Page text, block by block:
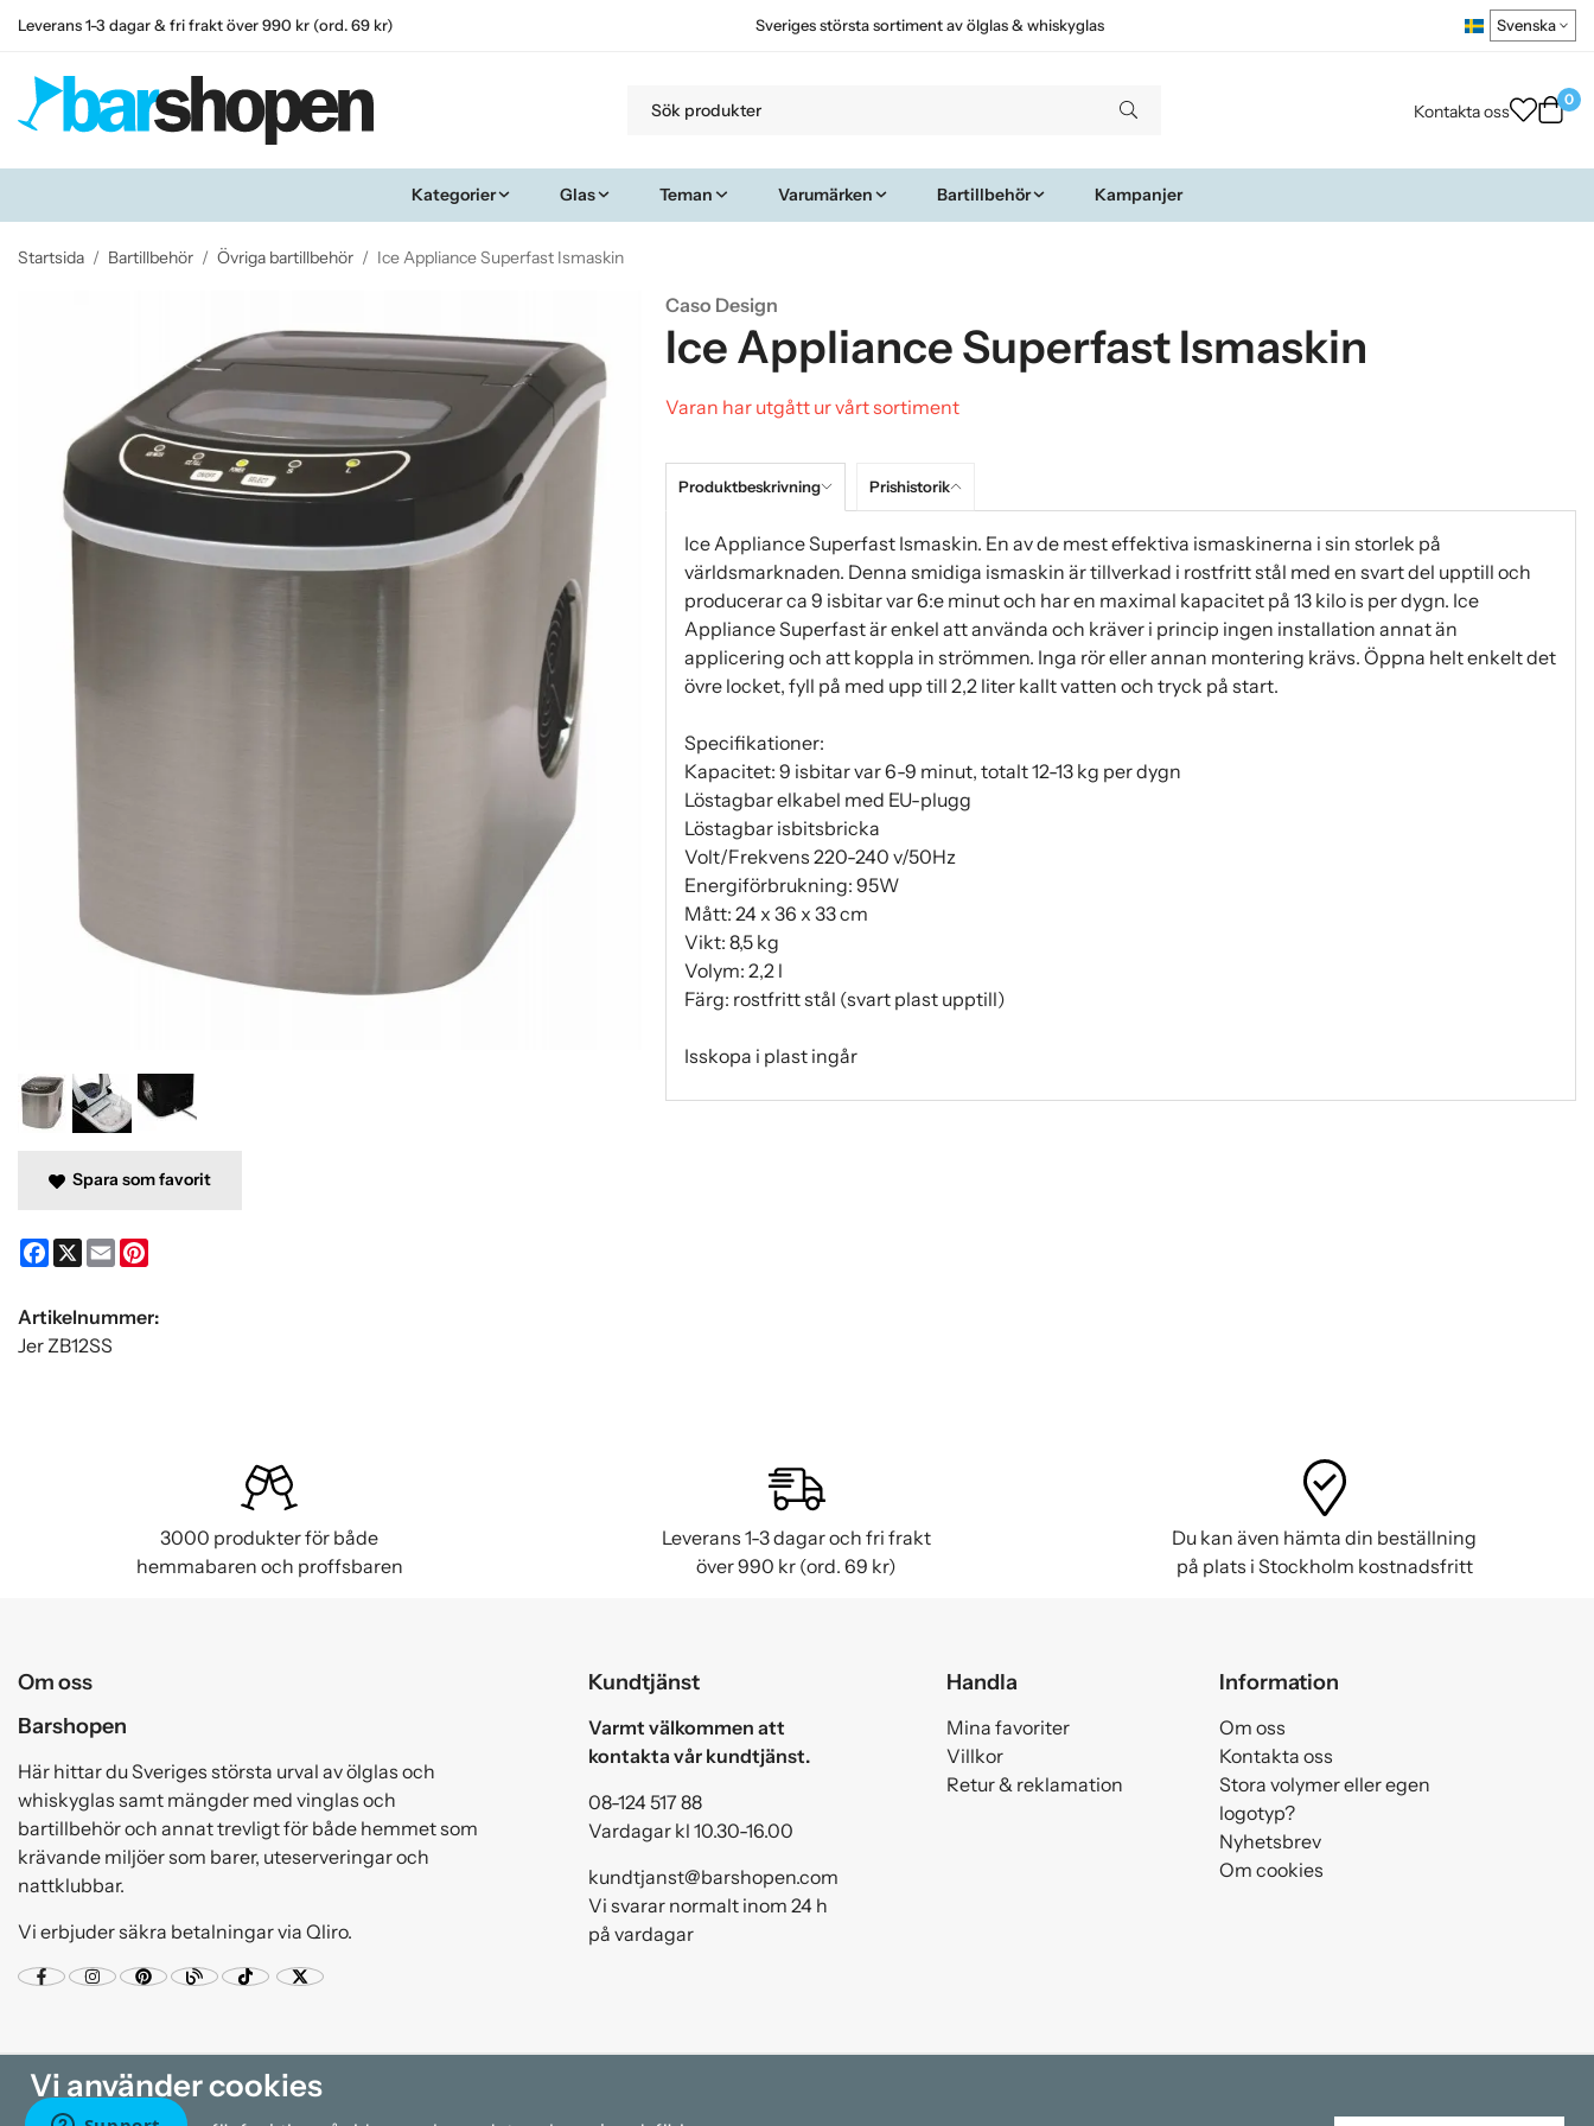
Leverans 1-3 dagar & fri frakt över 990 kr (ord. 69 kr) Sveriges största sortiment av ölglas & whiskyglas
Kontakta oss
0
Kategorier Glas Teman Varumärken Bartillbehör Kampanjer
Startsida / Bartillbehör / Övriga bartillbehör / Ice Appliance Superfast Ismaskin
Caso Design
Ice Appliance Superfast Ismaskin
Varan har utgått ur vårt sortiment
Produktbeskrivning Prishistorik
Ice Appliance Superfast Ismaskin. En av de mest effektiva ismaskinerna i sin storlek på
världsmarknaden. Denna smidiga ismaskin är tillverkad i rostfritt stål med en svart del upptill och
producerar ca 9 isbitar var 6:e minut och har en maximal kapacitet på 13 kilo is per dygn. Ice
Appliance Superfast är enkel att använda och kräver i princip ingen installation annat än
applicering och att koppla in strömmen. Inga rör eller annan montering krävs. Öppna helt enkelt det
övre locket, fyll på med upp till 2,2 liter kallt vatten och tryck på start.
Specifikationer:
Kapacitet: 9 isbitar var 6-9 minut, totalt 12-13 kg per dygn
Löstagbar elkabel med EU-plugg
Löstagbar isbitsbricka
Volt/Frekvens 220-240 v/50Hz
Energiförbrukning: 95W
Mått: 24 x 36 x 33 cm
Vikt: 8,5 kg
Volym: 2,2 l
Färg: rostfritt stål (svart plast upptill)
Isskopa i plast ingår
Spara som favorit
Facebook
X Email
Artikelnummer:
Jer ZB12SS
3000 produkter för både
hemmabaren och proffsbaren
Leverans 1-3 dagar och fri frakt
över 990 kr (ord. 69 kr)
Du kan även hämta din beställning
på plats i Stockholm kostnadsfritt
Om oss
Barshopen
Här hittar du Sveriges största urval av ölglas och
whiskyglas samt mängder med vinglas och
bartillbehör och annat trevligt för både hemmet som
krävande miljöer som barer, uteserveringar och
nattklubbar.
Vi erbjuder säkra betalningar via Qliro.
Kundtjänst
Varmt välkommen att
kontakta vår kundtjänst.
08-124 517 88
Vardagar kl 10.30-16.00
kundtjanst@barshopen.com
Vi svarar normalt inom 24 h
på vardagar
Handla
Mina favoriter
Villkor
Retur & reklamation
Information
Om oss
Kontakta oss
Stora volymer eller egen
logotyp?
Nyhetsbrev
Om cookies
Vi använder cookies